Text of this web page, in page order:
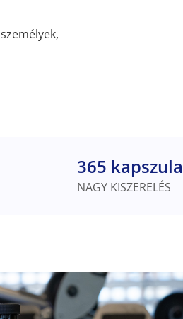
személyek,
365 kapszula
NAGY KISZERELÉS